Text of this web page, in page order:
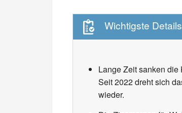
Wichtigste Details
Lange Zeit sanken die
Seit 2022 dreht sich
wieder.